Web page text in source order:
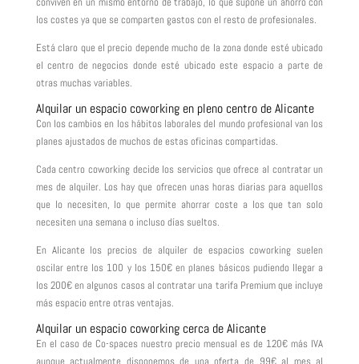
los costes ya que se comparten gastos con el resto de profesionales.
Está claro que el precio depende mucho de la zona donde esté ubicado
el centro de negocios donde esté ubicado este espacio a parte de
otras muchas variables.
Alquilar un espacio coworking en pleno centro de Alicante
Con los cambios en los hábitos laborales del mundo profesional van los
planes ajustados de muchos de estas oficinas compartidas.
Cada centro coworking decide los servicios que ofrece al contratar un
mes de alquiler. Los hay que ofrecen unas horas diarias para aquellos
que lo necesiten, lo que permite ahorrar coste a los que tan solo
necesiten una semana o incluso días sueltos.
En Alicante los precios de alquiler de espacios coworking suelen
oscilar entre los 100 y los 150€ en planes básicos pudiendo llegar a
los 200€ en algunos casos al contratar una tarifa Premium que incluye
más espacio entre otras ventajas.
Alquilar un espacio coworking cerca de Alicante
En el caso de Co-spaces nuestro precio mensual es de 120€ más IVA
aunque actualmente disponemos de una oferta de 99€ al mes al